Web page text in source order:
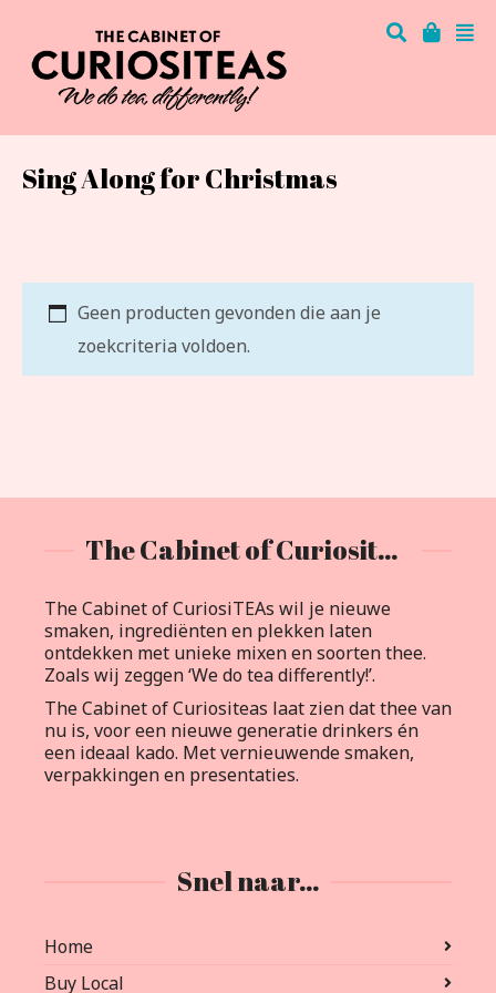
Sing Along for Christmas
Geen producten gevonden die aan je
zoekcriteria voldoen.
The Cabinet of Curiositeas
The Cabinet of CuriosiTEAs wil je nieuwe
smaken, ingrediënten en plekken laten
ontdekken met unieke mixen en soorten thee.
Zoals wij zeggen ‘We do tea differently!’.
The Cabinet of Curiositeas laat zien dat thee van
nu is, voor een nieuwe generatie drinkers én
een ideaal kado. Met vernieuwende smaken,
verpakkingen en presentaties.
Snel naar…
Home
Buy Local